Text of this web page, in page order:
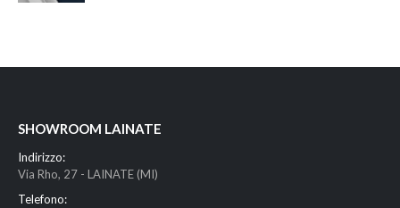
SHOWROOM LAINATE
Indirizzo:
Via Rho, 27 - LAINATE (MI)
Telefono: